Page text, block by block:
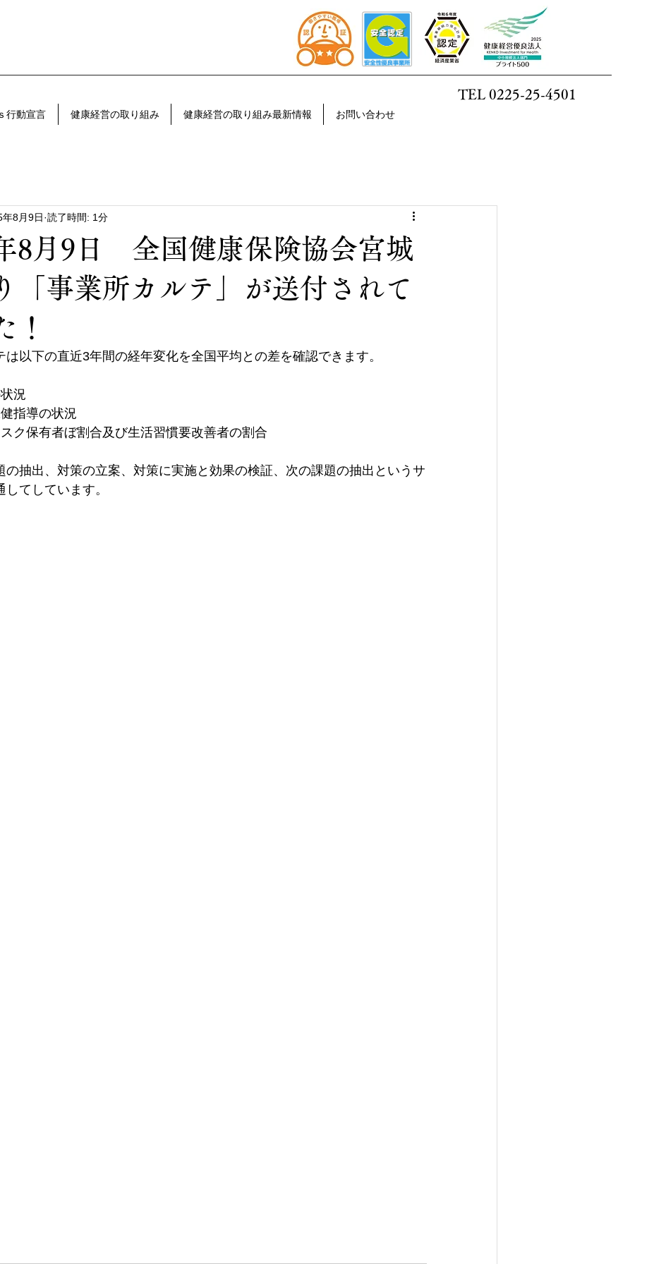
行動宣言 健康経営の取り組み 健康経営の取り組み最新情報 お問い合わせ
TEL 0225-25-4501
8月9日 全国健康保険協会宮城
「事業所カルテ」が送付されて
！
年8月9日 読了時間: 1分
は以下の直近3年間の経年変化を全国平均との差を確認できます。
況
指導の状況
ク保有者ぼ割合及び生活習慣要改善者の割合
の抽出、対策の立案、対策に実施と効果の検証、次の課題の抽出というサ
てしています。